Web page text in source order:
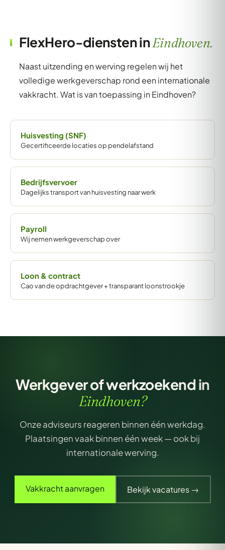
FlexHero-diensten inEindhoven.
Naast uitzending en werving regelen wij het
volledige werkgeverschap rond een internationale
vakkracht. Wat is van toepassing in Eindhoven?
Huisvesting (SNF)
Gecertificeerde locaties op pendelafstand
Bedrijfsvervoer
Dagelijks transport van huisvesting naar werk
Payroll
Wij nemen werkgeverschap over
Loon & contract
Cao van de opdrachtgever + transparant loonstrookje
Werkgever of werkzoekend in
Eindhoven?
Onze adviseurs reageren binnen één werkdag.
Plaatsingen vaak binnen één week — ook bij
internationale werving.
Vakkracht aanvragen Bekijk vacatures →